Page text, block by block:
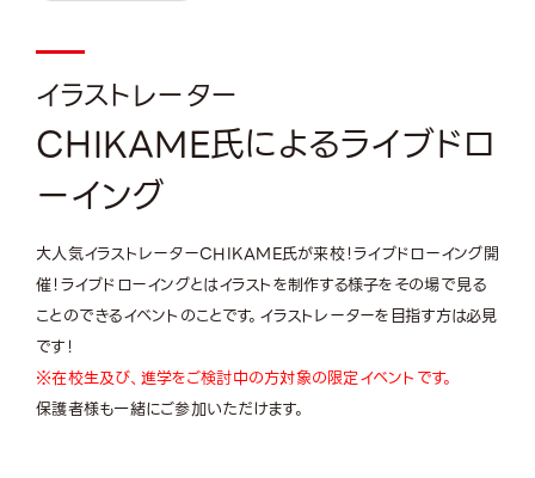
イラストレーター
CHIKAME氏によるライブドロ
ーイング
大人気イラストレーターCHIKAME氏が来校！ライブドローイング開
催！ライブドローイングとはイラストを制作する様子をその場で見る
ことのできるイベントのことです。イラストレーターを目指す方は必見
です！
※在校生及び、進学をご検討中の方対象の限定イベントです。
保護者様も一緒にご参加いただけます。